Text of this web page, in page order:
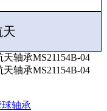
天
轴承